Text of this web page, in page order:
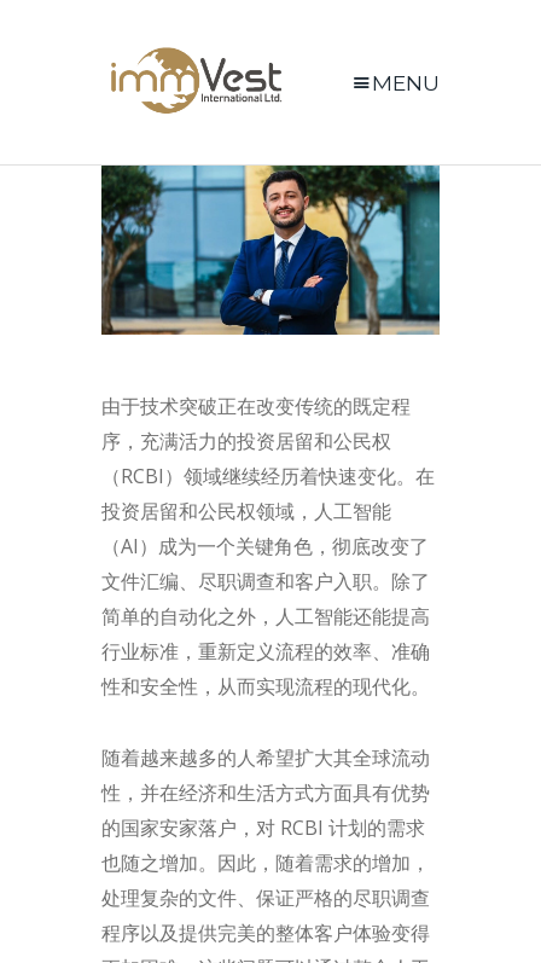
MENU
由于技术突破正在改变传统的既定程
序，充满活力的投资居留和公民权
（RCBI）领域继续经历着快速变化。在
投资居留和公民权领域，人工智能
（AI）成为一个关键角色，彻底改变了
文件汇编、尽职调查和客户入职。除了
简单的自动化之外，人工智能还能提高
行业标准，重新定义流程的效率、准确
性和安全性，从而实现流程的现代化。
随着越来越多的人希望扩大其全球流动
性，并在经济和生活方式方面具有优势
的国家安家落户，对 RCBI 计划的需求
也随之增加。因此，随着需求的增加，
处理复杂的文件、保证严格的尽职调查
程序以及提供完美的整体客户体验变得